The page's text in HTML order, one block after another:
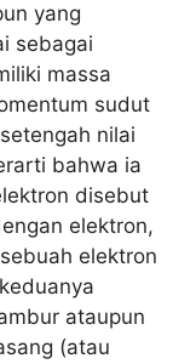
yang
sebagai
massa
sudut
nilai
bahwa ia
disebut
elektron,
elektron
ataupun
(atau